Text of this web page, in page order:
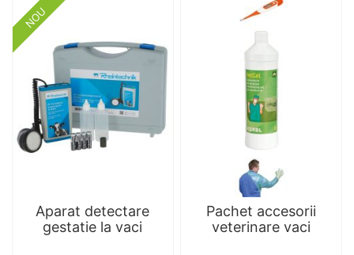
NOU
Aparat detectare
gestatie la vaci
Pachet accesorii
veterinare vaci